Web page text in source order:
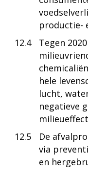
productie-
12.4
Tegen
hele
lucht,
negatieve
12.5
De
via
en